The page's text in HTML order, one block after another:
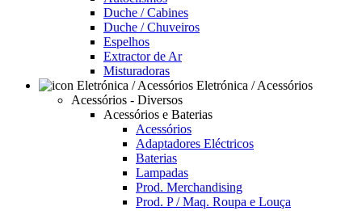
Duche / Cabines
Duche / Chuveiros
Espelhos
Extractor de Ar
Misturadoras
Eletrónica / Acessórios
Acessórios - Diversos
Acessórios e Baterias
Acessórios
Adaptadores Eléctricos
Baterias
Lampadas
Prod. Merchandising
Prod. P / Maq. Roupa e Louça